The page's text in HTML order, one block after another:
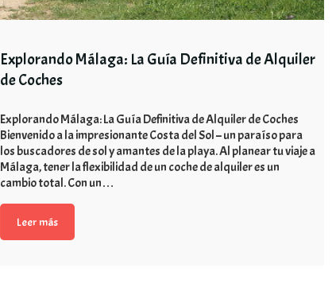
Explorando Málaga: La Guía Definitiva de Alquiler
de Coches
Explorando Málaga: La Guía Definitiva de Alquiler de Coches
Bienvenido a la impresionante Costa del Sol – un paraíso para
los buscadores de sol y amantes de la playa. Al planear tu viaje a
Málaga, tener la flexibilidad de un coche de alquiler es un
cambio total. Con un…
Leer más